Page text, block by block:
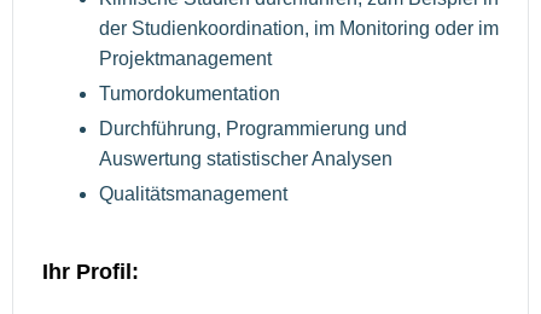
der Studienkoordination, im Monitoring oder im
Projektmanagement
Tumordokumentation
Durchführung, Programmierung und
Auswertung statistischer Analysen
Qualitätsmanagement
Ihr Profil: